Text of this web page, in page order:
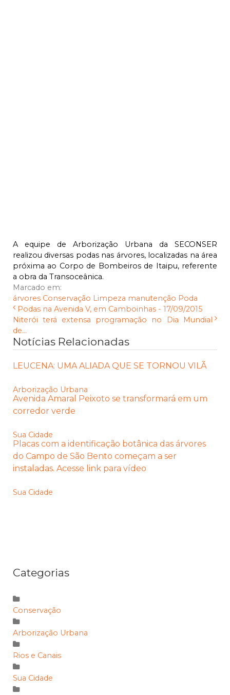
A equipe de Arborização Urbana da SECONSER
realizou diversas podas nas árvores, localizadas na área
próxima ao Corpo de Bombeiros de Itaipu, referente
a obra da Transoceânica.
Marcado em:
árvores Conservação Limpeza manutenção Poda
Podas na Avenida V, em Camboinhas - 17/09/2015
Niterói terá extensa programação no Dia Mundial
de...
Notícias Relacionadas
LEUCENA: UMA ALIADA QUE SE TORNOU VILÃ
Arborização Urbana
Avenida Amaral Peixoto se transformará em um
corredor verde
Sua Cidade
Placas com a identificação botânica das árvores
do Campo de São Bento começam a ser
instaladas. Acesse link para vídeo
Sua Cidade
Categorias
Conservação
Arborização Urbana
Rios e Canais
Sua Cidade